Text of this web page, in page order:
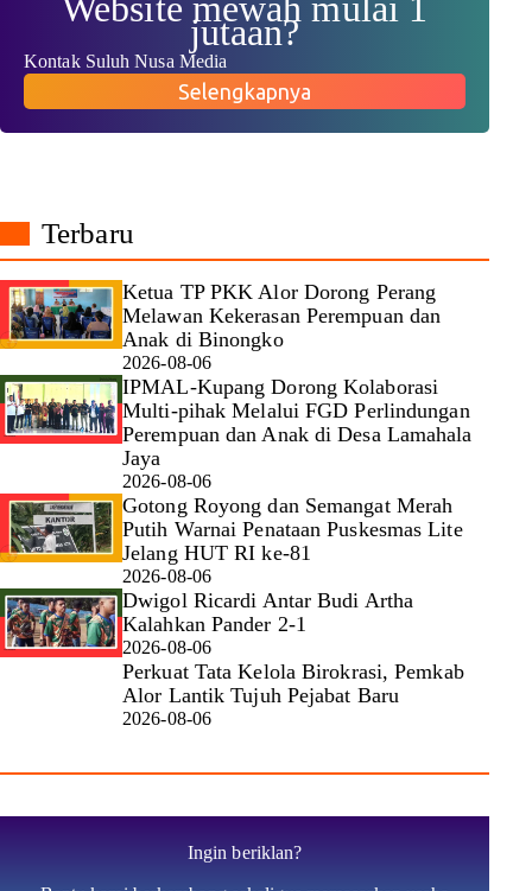
jutaan?
Kontak Suluh Nusa Media
Selengkapnya
Terbaru
Ketua TP PKK Alor Dorong Perang
Melawan Kekerasan Perempuan dan
Anak di Binongko
2026-08-06
IPMAL-Kupang Dorong Kolaborasi
Multi-pihak Melalui FGD Perlindungan
Perempuan dan Anak di Desa Lamahala
Jaya
2026-08-06
Gotong Royong dan Semangat Merah
Putih Warnai Penataan Puskesmas Lite
Jelang HUT RI ke-81
2026-08-06
Dwigol Ricardi Antar Budi Artha
Kalahkan Pander 2-1
2026-08-06
Perkuat Tata Kelola Birokrasi, Pemkab
Alor Lantik Tujuh Pejabat Baru
2026-08-06
Ingin beriklan?